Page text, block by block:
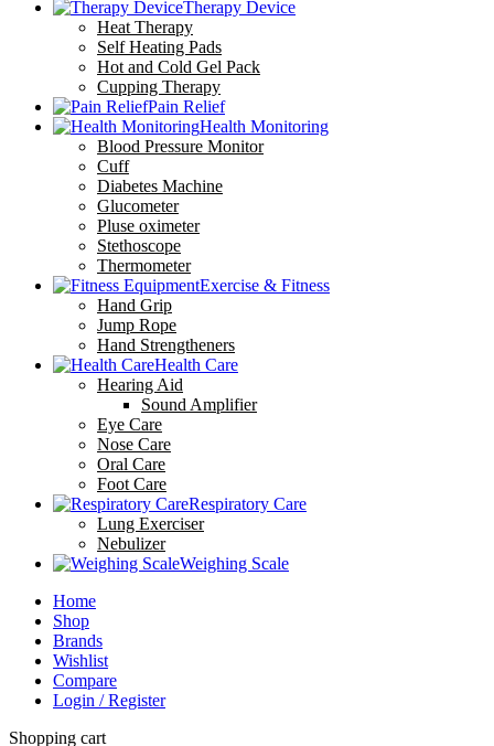
Therapy Device
Heat Therapy
Self Heating Pads
Hot and Cold Gel Pack
Cupping Therapy
Pain Relief
Health Monitoring
Blood Pressure Monitor
Cuff
Diabetes Machine
Glucometer
Pluse oximeter
Stethoscope
Thermometer
Exercise & Fitness
Hand Grip
Jump Rope
Hand Strengtheners
Health Care
Hearing Aid
Sound Amplifier
Eye Care
Nose Care
Oral Care
Foot Care
Respiratory Care
Lung Exerciser
Nebulizer
Weighing Scale
Home
Shop
Brands
Wishlist
Compare
Login / Register
Shopping cart